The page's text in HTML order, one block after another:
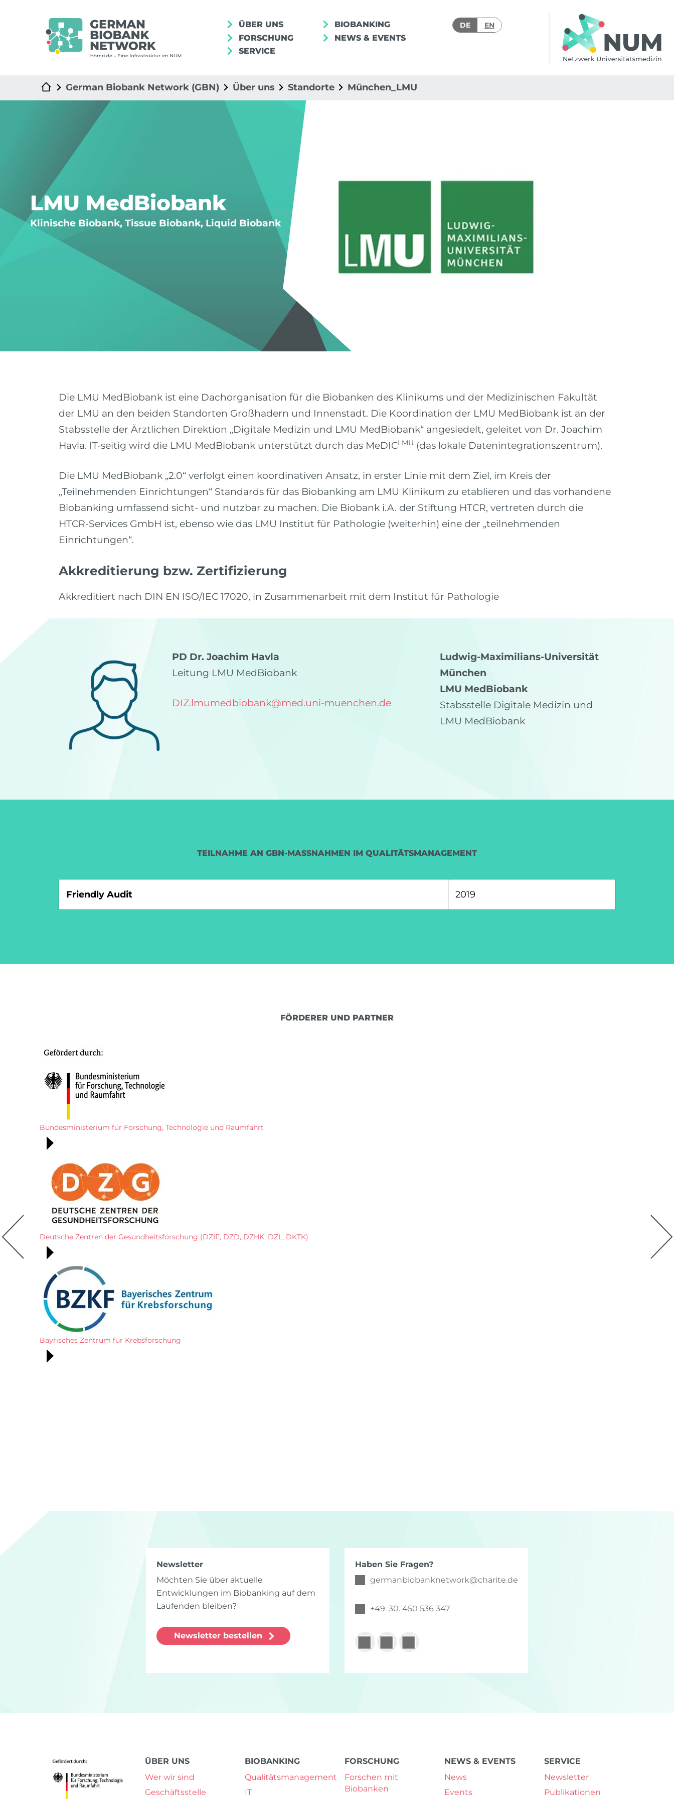
ÜBER UNS
BIOBANKING
FORSCHUNG
NEWS & EVENTS
SERVICE
DE EN
German Biobank Network (GBN) Über uns Standorte München_LMU
LMU MedBiobank
Klinische Biobank, Tissue Biobank, Liquid Biobank
Die LMU MedBiobank ist eine Dachorganisation für die Biobanken des Klinikums und der Medizinischen Fakultät
der LMU an den beiden Standorten Großhadern und Innenstadt. Die Koordination der LMU MedBiobank ist an der
Stabsstelle der Ärztlichen Direktion „Digitale Medizin und LMU MedBiobank“ angesiedelt, geleitet von Dr. Joachim
Havla. IT-seitig wird die LMU MedBiobank unterstützt durch das MeDICLMU (das lokale Datenintegrationszentrum).
Die LMU MedBiobank „2.0“ verfolgt einen koordinativen Ansatz, in erster Linie mit dem Ziel, im Kreis der
„Teilnehmenden Einrichtungen“ Standards für das Biobanking am LMU Klinikum zu etablieren und das vorhandene
Biobanking umfassend sicht- und nutzbar zu machen. Die Biobank i.A. der Stiftung HTCR, vertreten durch die
HTCR-Services GmbH ist, ebenso wie das LMU Institut für Pathologie (weiterhin) eine der „teilnehmenden
Einrichtungen“.
Akkreditierung bzw. Zertifizierung
Akkreditiert nach DIN EN ISO/IEC 17020, in Zusammenarbeit mit dem Institut für Pathologie
PD Dr. Joachim Havla
Leitung LMU MedBiobank
DIZ.lmumedbiobank@med.uni-muenchen.de
Ludwig-Maximilians-Universität
München
LMU MedBiobank
Stabsstelle Digitale Medizin und
LMU MedBiobank
TEILNAHME AN GBN-MASSNAHMEN IM QUALITÄTSMANAGEMENT
Friendly Audit 2019
FÖRDERER UND PARTNER
Bundesministerium für Forschung, Technologie und Raumfahrt
Deutsche Zentren der Gesundheitsforschung (DZIF, DZD, DZHK, DZL, DKTK)
Bayrisches Zentrum für Krebsforschung
Newsletter
Möchten Sie über aktuelle
Entwicklungen im Biobanking auf dem
Laufenden bleiben?
Newsletter bestellen
Haben Sie Fragen?
germanbiobanknetwork@charite.de
+49. 30. 450 536 347
LinkedIn
ÜBER UNS
Wer wir sind
Geschäftsstelle
BIOBANKING
Qualitätsmanagement
IT
FORSCHUNG
Forschen mit
Biobanken
NEWS & EVENTS
News
Events
SERVICE
Newsletter
Publikationen